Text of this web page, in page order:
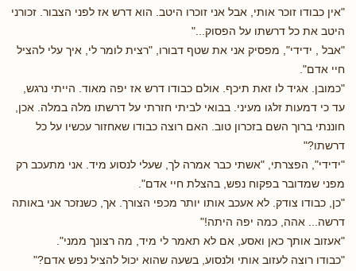
"אין כבודו זוכר אותי, אבל אני זוכרו היטב. הוא דרש אז לפני הצבור. זכורני
היטב את כל דרשתו על הפסוק..."
"אבל , ידידי", מפסיק אני את שטף דבורו, "רצית לומר לי, איך עלי להציל
חיי אדם".
"כמובן. אגיד לו זאת תיכף. אולם כבודו דרש אז יפה מאוד. הייתי נרגש,
עד כי דמעות זלגו מעיני. בבואי לביתי חזרתי על דרשתו מלה במלה. אכן,
חוננתי ברוך השם בזכרון טוב. האם רוצה כבודו שאחזור עכשיו על כל
דרשתו?"
"ידידי", הפצרתי, "אשתי כבר אמרה לך, שעלי לנסוע מיד. אני מתעכב רק
מפני שמדובר בפקוח נפש, בהצלת חיי אדם".
"כן, כבודו צודק. לא אעכב אותו יותר מכפי הצורך. אך, כשנזכר אני באותה
דרשה... אהה, כמה יפה היתה!"
"אעזוב אותך כאן ואסע, אם לא תאמר לי מיד, מה רצונך ממני".
"כבודו רוצה לעזוב אותי ולנסוע, בשעה שהוא יכול להציל נפש אדם?"